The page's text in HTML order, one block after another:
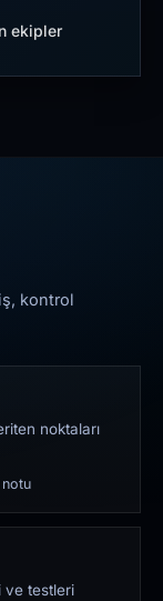
ekipler
kontrol
noktaları
ve testleri